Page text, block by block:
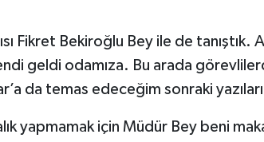
Fikret Bekiroğlu Bey ile de tanıştık.
geldi odamıza. Bu arada
da temas edeceğim sonraki
yapmamak için Müdür Bey beni